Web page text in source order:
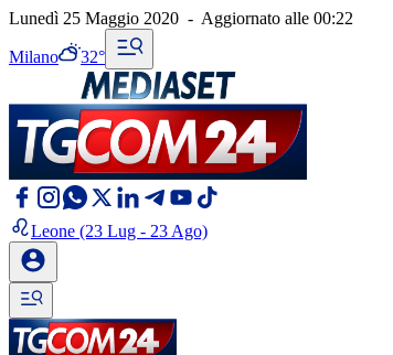
Lunedì 25 Maggio 2020 - Aggiornato alle 00:22
Milano 32°
Leone (23 Lug - 23 Ago)